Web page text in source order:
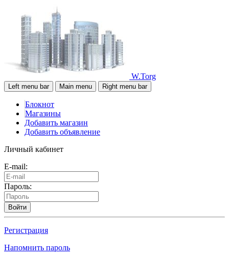
W.Torg
Left menu bar Main menu Right menu bar
Блокнот
Магазины
Добавить магазин
Добавить объявление
Личный кабинет
E-mail:
Пароль:
Войти
Регистрация
Напомнить пароль